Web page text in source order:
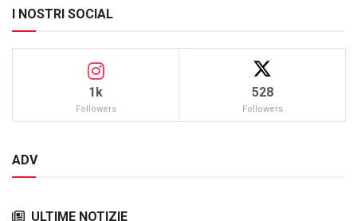
I NOSTRI SOCIAL
1k
Followers
528
Followers
ADV
ULTIME NOTIZIE